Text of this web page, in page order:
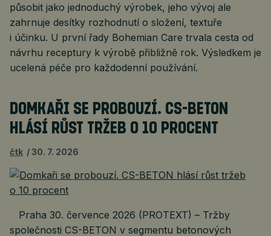
působit jako jednoduchý výrobek, jeho vývoj ale
zahrnuje desítky rozhodnutí o složení, textuře
i účinku. U první řady Bohemian Care trvala cesta od
návrhu receptury k výrobě přibližně rok. Výsledkem je
ucelená péče pro každodenní používání.
DOMKAŘI SE PROBOUZÍ. CS-BETON
HLÁSÍ RŮST TRŽEB O 10 PROCENT
čtk 30. 7. 2026
Praha 30. července 2026 (PROTEXT) – Tržby
společnosti CS-BETON v segmentu betonových